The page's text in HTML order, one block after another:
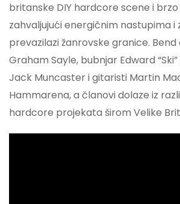
britanske DIY hardcore scene i brzo
zahvaljujući energičnim nastupima i
prevazilazi žanrovske granice.
Graham Sayle, bubnjar Edward
Jack Muncaster i gitaristi Martin
Hammarena, a članovi dolaze iz
hardcore projekata širom Velike